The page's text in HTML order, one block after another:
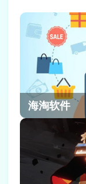
海淘软件